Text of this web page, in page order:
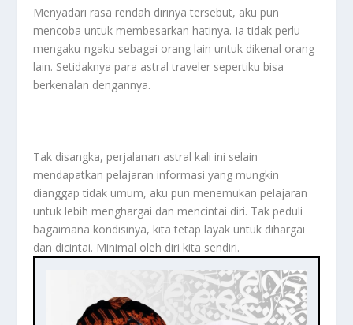
Menyadari rasa rendah dirinya tersebut, aku pun
mencoba untuk membesarkan hatinya. Ia tidak perlu
mengaku-ngaku sebagai orang lain untuk dikenal orang
lain. Setidaknya para astral traveler sepertiku bisa
berkenalan dengannya.
Tak disangka, perjalanan astral kali ini selain
mendapatkan pelajaran informasi yang mungkin
dianggap tidak umum, aku pun menemukan pelajaran
untuk lebih menghargai dan mencintai diri. Tak peduli
bagaimana kondisinya, kita tetap layak untuk dihargai
dan dicintai. Minimal oleh diri kita sendiri.